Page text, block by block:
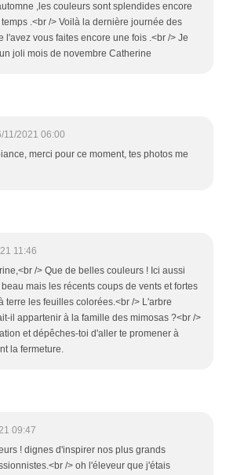
,les couleurs sont splendides encore
.<br /> Voilà la dernière journée des
l'avez vous faites encore une fois .<br /> Je
joli mois de novembre Catherine
11/2021 06:00
merci pour ce moment, tes photos me
11:46
/> Que de belles couleurs ! Ici aussi
beau mais les récents coups de vents et fortes
terre les feuilles colorées.<br /> L'arbre
il appartenir à la famille des mimosas ?<br />
et dépêches-toi d'aller te promener à
la fermeture.
09:47
! dignes d'inspirer nos plus grands
/> oh l'éleveur que j'étais